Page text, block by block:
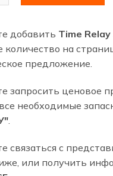
добавить Time
на
предложение.
запросить ценовое
необходимые
.
связаться с
или получить